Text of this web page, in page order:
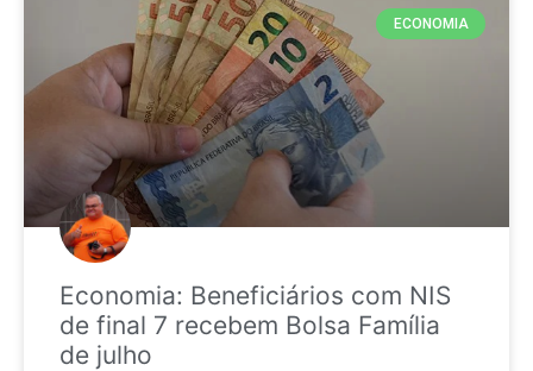
ECONOMIA
Economia: Beneficiários com NIS
de final 7 recebem Bolsa Família
de julho